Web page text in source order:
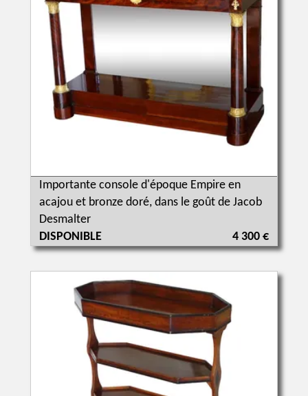
Importante console d'époque Empire en
acajou et bronze doré, dans le goût de Jacob
Desmalter
DISPONIBLE
4 300 €